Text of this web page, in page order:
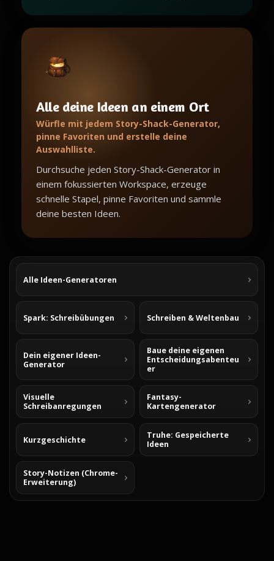
Alle deine Ideen an einem Ort
Würfle mit jedem Story-Shack-Generator,
pinne Favoriten und erstelle deine
Auswahlliste.
Durchsuche jeden Story-Shack-Generator in
einem fokussierten Workspace, erzeuge
schnelle Stapel, pinne Favoriten und sammle
deine besten Ideen.
Alle Ideen-Generatoren
Spark: Schreibübungen Schreiben & Weltenbau
Dein eigener Ideen-
Generator
Baue deine eigenen
Entscheidungsabenteu
er
Visuelle
Schreibanregungen
Fantasy-
Kartengenerator
Kurzgeschichte
Truhe: Gespeicherte
Ideen
Story-Notizen (Chrome-
Erweiterung)